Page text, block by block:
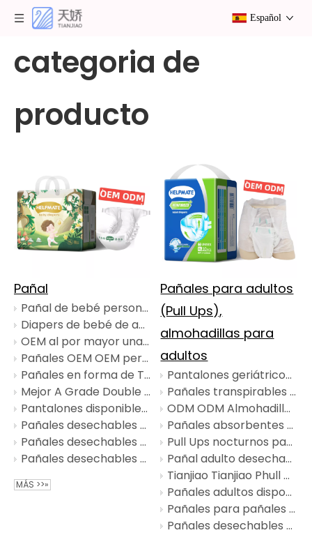
Español
categoria de
producto
Pañal
Pañal de bebé personalizado certificado para la noche
Diapers de bebé de ayuda de calidad impresionante pañales premium personalizados
OEM al por mayor una calificación de pañales de ayuda para bebés desechables
Pañales OEM OEM personalizados buenos pañales desechables para bebés
Pañales en forma de T OEM ODM Pañales para bebés de buena calidad personalizados
Mejor A Grade Double Love Nice Price Baby Diapers al por mayor
Pantalones disponibles del panal de la planta de fabricación de los pañales del pañal del ODM Rouya del OEM
Pañales desechables para bebés OEM ODM a granel al por mayor
Pañales desechables personalizados OEM ODM para bebés industriales
Pañales desechables ajustables al por mayor para bebés recién nacidos
MÁS >>»
Pañales para adultos
(Pull Ups),
almohadillas para
adultos
Pantalones geriátricos de pañales geriátricos para adultos de calidad impresionante
Pañales transpirables para adultos, todos los tamaños, cuidado de la incontinencia
ODM ODM Almohadillas para el cuidado de adultos para adultos desechables bajo almohadillas de enfermería almohadillas de incontinencia
Pañales absorbentes para adultos Cuidado en el hogar para personas mayores suaves
Pull Ups nocturnos para adultos XXL Cuidado geriátrico
Pañal adulto desechable suave y transpirable a granel
Tianjiao Tianjiao Phull Up Adult Paver Paver Pañal Pantalones para ancianos para Elder
Pañales adultos disponibles para los pantalones adultos superiores del pañal del grado al por mayor mayor A
Pañales para pañales adultos OEM ODM Pantalones de pañales personalizados al por mayor
Pañales desechables personalizados para ancianos adultos al por mayor de pañales de pañales para bebés para adultos para adultos